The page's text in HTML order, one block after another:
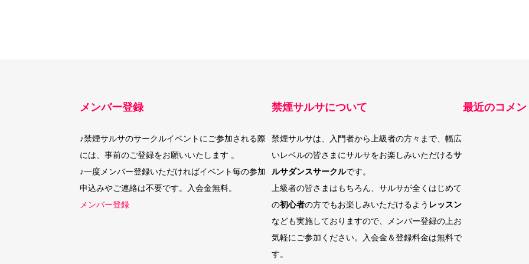
メンバー登録
♪禁煙サルサのサークルイベントにご参加される際
には、事前のご登録をお願いいたします 。
♪一度メンバー登録いただければイベント毎の参加
申込みやご連絡は不要です。入会金無料。
メンバー登録
禁煙サルサについて
禁煙サルサは、入門者から上級者の方々まで、幅広
いレベルの皆さまにサルサをお楽しみいただけるサ
ルサダンスサークルです。
上級者の皆さまはもちろん、サルサが全くはじめて
の初心者の方でもお楽しみいただけるよう レッスン
なども実施しておりますので、メンバー登録の上お
気軽にご参加ください。入会金＆登録料金は無料で
す。
最近のコメン